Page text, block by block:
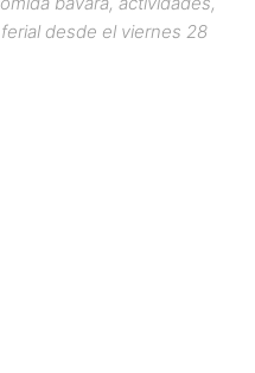
desde el viernes 28